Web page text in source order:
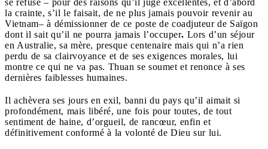
la crainte, s’il le faisait, de ne plus jamais pouvoir revenir au
Vietnam– à démissionner de ce poste de coadjuteur de Saïgon
dont il sait qu’il ne pourra jamais l’occuper. Lors d’un séjour
en Australie, sa mère, presque centenaire mais qui n’a rien
perdu de sa clairvoyance et de ses exigences morales, lui
montre ce qui ne va pas. Thuan se soumet et renonce à ses
dernières faiblesses humaines.
Il achèvera ses jours en exil, banni du pays qu’il aimait si
profondément, mais libéré, une fois pour toutes, de tout
sentiment de haine, d’orgueil, de rancœur, enfin et
définitivement conformé à la volonté de Dieu sur lui.